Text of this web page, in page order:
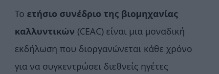
Το ετήσιο συνέδριο της βιομηχανίας
καλλυντικών (CEAC) είναι μια μοναδική
εκδήλωση που διοργανώνεται κάθε χρόνο
για να συγκεντρώσει διεθνείς ηγέτες